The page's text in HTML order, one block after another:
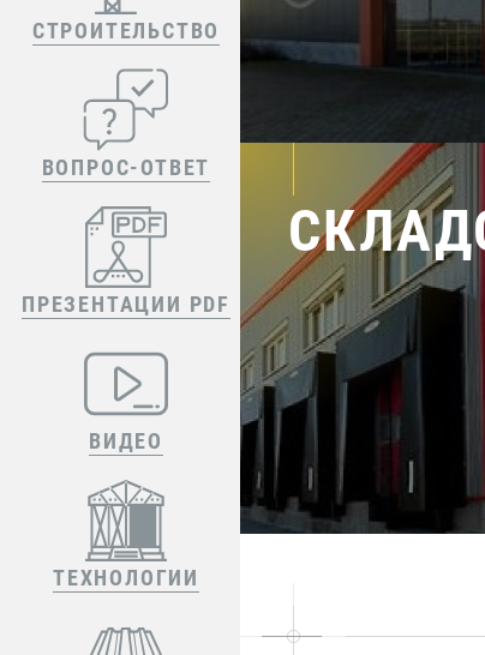
СТРОИТЕЛЬСТВО
ВОПРОС-ОТВЕТ
ПРЕЗЕНТАЦИИ PDF
ВИДЕО
ТЕХНОЛОГИИ